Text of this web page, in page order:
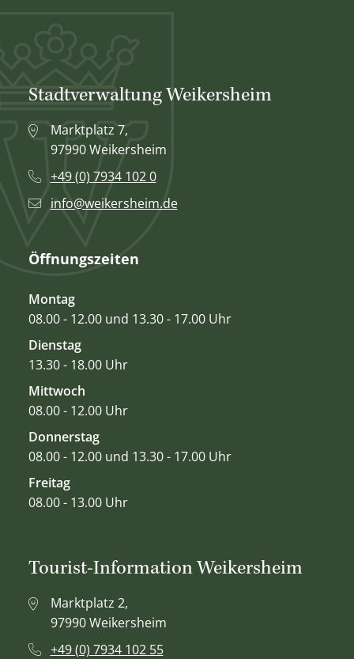
Stadtverwaltung Weikersheim
Marktplatz 7,
97990 Weikersheim
+49 (0) 7934 102 0
info@weikersheim.de
Öffnungszeiten
Montag
08.00 - 12.00 und 13.30 - 17.00 Uhr
Dienstag
13.30 - 18.00 Uhr
Mittwoch
08.00 - 12.00 Uhr
Donnerstag
08.00 - 12.00 und 13.30 - 17.00 Uhr
Freitag
08.00 - 13.00 Uhr
Tourist-Information Weikersheim
Marktplatz 2,
97990 Weikersheim
+49 (0) 7934 102 55